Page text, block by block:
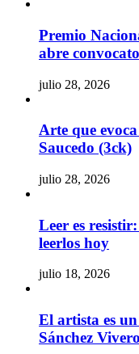
Premio
abre
julio 28, 2026
Arte que
Saucedo (3ck)
julio 28, 2026
Leer es
leerlos hoy
julio 18, 2026
El artista es
Sánchez